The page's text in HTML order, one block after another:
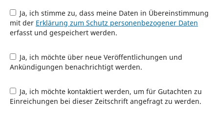
mit der Erklärung zum Schutz personenbezogener Daten
erfasst und gespeichert werden.
Ankündigungen benachrichtigt werden.
Einreichungen bei dieser Zeitschrift angefragt zu werden.